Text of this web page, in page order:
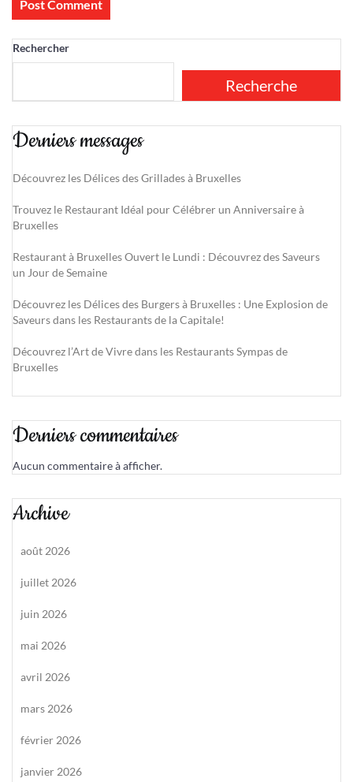
Rechercher
Recherche
Derniers messages
Découvrez les Délices des Grillades à Bruxelles
Trouvez le Restaurant Idéal pour Célébrer un Anniversaire à
Bruxelles
Restaurant à Bruxelles Ouvert le Lundi : Découvrez des Saveurs
un Jour de Semaine
Découvrez les Délices des Burgers à Bruxelles : Une Explosion de
Saveurs dans les Restaurants de la Capitale!
Découvrez l’Art de Vivre dans les Restaurants Sympas de
Bruxelles
Derniers commentaires
Aucun commentaire à afficher.
Archive
août 2026
juillet 2026
juin 2026
mai 2026
avril 2026
mars 2026
février 2026
janvier 2026